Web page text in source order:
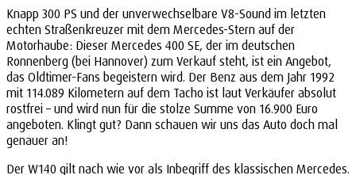
Knapp 300 PS und der unverwechselbare V8-Sound im letzten
echten Straßenkreuzer mit dem Mercedes-Stern auf der
Motorhaube: Dieser Mercedes 400 SE, der im deutschen
Ronnenberg (bei Hannover) zum Verkauf steht, ist ein Angebot,
das Oldtimer-Fans begeistern wird. Der Benz aus dem Jahr 1992
mit 114.089 Kilometern auf dem Tacho ist laut Verkäufer absolut
rostfrei – und wird nun für die stolze Summe von 16.900 Euro
angeboten. Klingt gut? Dann schauen wir uns das Auto doch mal
genauer an!
Der W140 gilt nach wie vor als Inbegriff des klassischen Mercedes.